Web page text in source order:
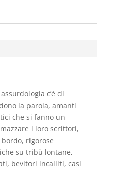
c’è di
la parola, amanti
che si fanno un
i loro scrittori,
rigorose
su tribù lontane,
bevitori incalliti, casi